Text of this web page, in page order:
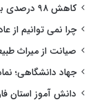
کاهش ۹۸ درصدی بوی فاضلاب با نانوفیلتر ایرانی
چرا نمی توانیم از
صیانت از میراث
جهاد دانشگاهی؛
دانش آموز استان